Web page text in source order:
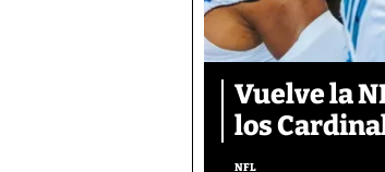
Vuelve la
los
NFL